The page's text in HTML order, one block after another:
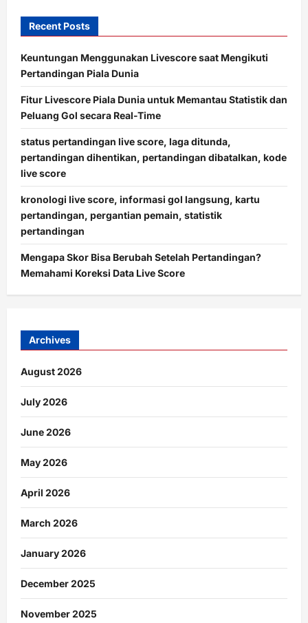
Recent Posts
Keuntungan Menggunakan Livescore saat Mengikuti
Pertandingan Piala Dunia
Fitur Livescore Piala Dunia untuk Memantau Statistik dan
Peluang Gol secara Real-Time
status pertandingan live score, laga ditunda,
pertandingan dihentikan, pertandingan dibatalkan, kode
live score
kronologi live score, informasi gol langsung, kartu
pertandingan, pergantian pemain, statistik
pertandingan
Mengapa Skor Bisa Berubah Setelah Pertandingan?
Memahami Koreksi Data Live Score
Archives
August 2026
July 2026
June 2026
May 2026
April 2026
March 2026
January 2026
December 2025
November 2025